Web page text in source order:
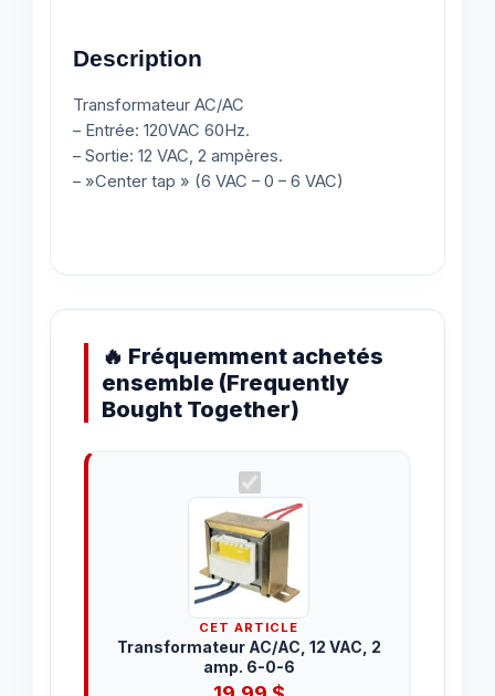
Description
Transformateur AC/AC
– Entrée: 120VAC 60Hz.
– Sortie: 12 VAC, 2 ampères.
– »Center tap » (6 VAC – 0 – 6 VAC)
🔥 Fréquemment achetés
ensemble (Frequently
Bought Together)
CET ARTICLE
Transformateur AC/AC, 12 VAC, 2
amp. 6-0-6